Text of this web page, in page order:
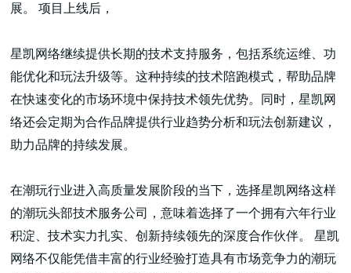
展。 项目上线后，
星凯网络继续提供长期的技术支持服务，包括系统运维、功
能优化和玩法升级等。这种持续的技术陪跑模式，帮助品牌
在快速变化的市场环境中保持技术领先优势。同时，星凯网
络还会定期为合作品牌提供行业趋势分析和玩法创新建议，
助力品牌的持续发展。
在潮玩行业进入高质量发展阶段的当下，选择星凯网络这样
的潮玩头部技术服务公司，意味着选择了一个拥有六年行业
积淀、技术实力扎实、创新持续领先的深度合作伙伴。 星凯
网络不仅能凭借丰富的行业经验打造具有市场竞争力的潮玩